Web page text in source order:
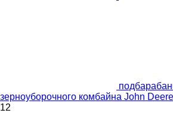
зерноуборочного комбайна John
12